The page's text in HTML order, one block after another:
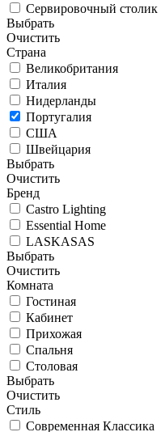
Сервировочный столик
Выбрать
Очистить
Страна
Великобритания
Италия
Нидерланды
Португалия
США
Швейцария
Выбрать
Очистить
Бренд
Castro Lighting
Essential Home
LASKASAS
Выбрать
Очистить
Комната
Гостиная
Кабинет
Прихожая
Спальня
Столовая
Выбрать
Очистить
Стиль
Современная Классика